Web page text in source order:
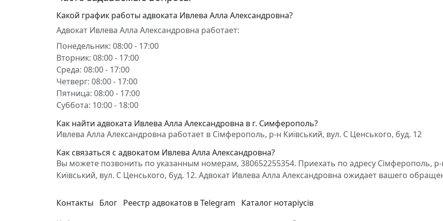
Какой график работы адвоката Ивлева Алла Александровна?
Адвокат Ивлева Алла Александровна работает:
Понедельник: 08:00 - 17:00
Вторник: 08:00 - 17:00
Среда: 08:00 - 17:00
Четверг: 08:00 - 17:00
Пятница: 08:00 - 17:00
Суббота: 10:00 - 18:00
Как найти адвоката Ивлева Алла Александровна в г. Симферополь?
Ивлева Алла Александровна работает в Сімферополь, р-н Київський, вул. С Ценського, буд. 12
Как связаться с адвокатом Ивлева Алла Александровна?
Вы можете позвонить по указанным номерам, 380652255354. Приехать по адресу Сімферополь,
Київський, вул. С Ценського, буд. 12. Адвокат Ивлева Алла Александровна ожидает вашего
Контакты Блог Реестр адвокатов в Telegram Каталог нотаріусів